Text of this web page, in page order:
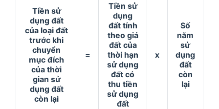
Tiền sử
dụng đất
của loại đất
trước khi
chuyển
mục đích
của thời
gian sử
dụng đất
còn lại
=
Tiền sử
dụng
đất tính
theo giá
đất của
thời hạn
sử dụng
đất có
thu tiền
sử dụng
đất
x
Số
năm
sử
dụng
đất
còn
lại